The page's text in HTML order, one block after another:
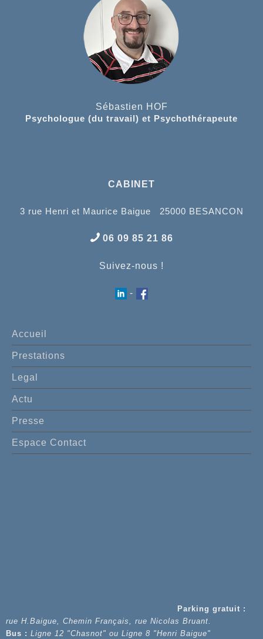
Sébastien HOF
Psychologue (du travail) et Psychothérapeute
CABINET
3 rue Henri et Maurice Baigue 25000 BESANCON
06 09 85 21 86
Suivez-nous !
-
Accueil
Prestations
Legal
Actu
Presse
Espace Contact
Parking gratuit :
rue H.Baigue, Chemin Français, rue Nicolas Bruant.
Bus : Ligne 12 "Chasnot" ou Ligne 8 "Henri Baigue"